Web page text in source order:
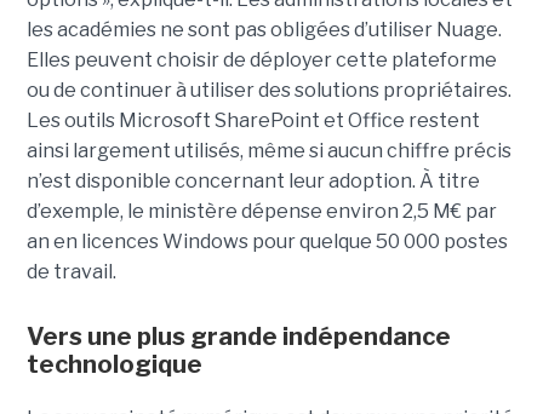
les académies ne sont pas obligées d’utiliser Nuage.
Elles peuvent choisir de déployer cette plateforme
ou de continuer à utiliser des solutions propriétaires.
Les outils Microsoft SharePoint et Office restent
ainsi largement utilisés, même si aucun chiffre précis
n’est disponible concernant leur adoption. À titre
d’exemple, le ministère dépense environ 2,5 M€ par
an en licences Windows pour quelque 50 000 postes
de travail.
Vers une plus grande indépendance
technologique